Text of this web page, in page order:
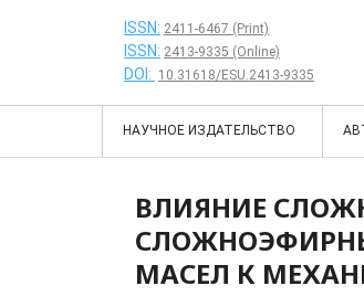
ISSN: 2411-6467 (Print)
ISSN: 2413-9335 (Online)
DOI: 10.31618/ESU.2413-9335
НАУЧНОЕ ИЗДАТЕЛЬСТВО
ВЛИЯНИЕ
МАСЕЛ К